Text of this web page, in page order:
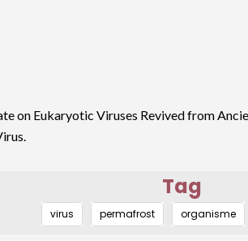
on Eukaryotic Viruses Revived from
Tag
virus permafrost organisme